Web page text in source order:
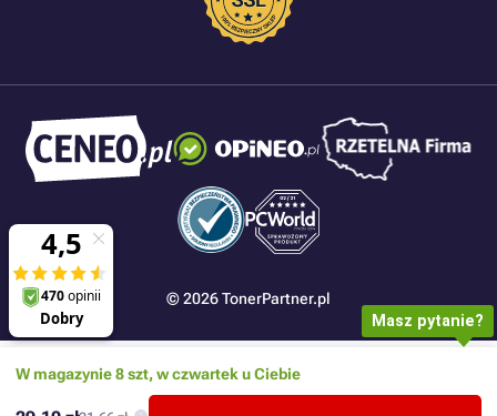
W magazynie 8 szt, w czwartek u Ciebie
© 2026 TonerPartner.pl
Masz pytanie?